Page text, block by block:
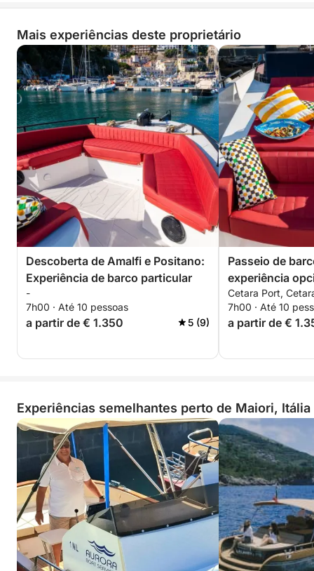
Mais experiências deste proprietário
Descoberta de Amalfi e Positano:
Experiência de barco particular
-
7h00 · Até 10 pessoas
a partir de € 1.350 5 (9)
Passeio de
experiência
Cetara Port,
7h00 · Até 10
a partir de €
Experiências semelhantes perto de Maiori, Itália